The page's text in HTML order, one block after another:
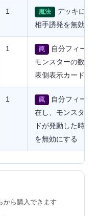
1 魔法
デッキに同
相手誘発を無効に
1 罠
自分フィール
モンスターの数ま
表側表示カードを
1 罠
自分フィール
在し、モンスター
ドが発動した時に
を無効にする
から購入できます